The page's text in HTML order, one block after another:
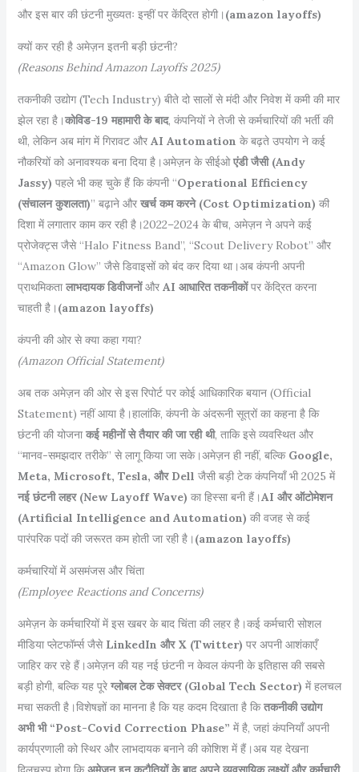
और इस बार की छंटनी मुख्यतः इन्हीं पर केंद्रित होगी। (amazon layoffs)
क्यों कर रही है अमेज़न इतनी बड़ी छंटनी?
(Reasons Behind Amazon Layoffs 2025)
तकनीकी उद्योग (Tech Industry) बीते दो सालों से मंदी और निवेश में कमी की मार
झेल रहा है।कोविड-19 महामारी के बाद, कंपनियों ने तेजी से कर्मचारियों की भर्ती की
थी, लेकिन अब मांग में गिरावट और AI Automation के बढ़ते उपयोग ने कई
नौकरियों को अनावश्यक बना दिया है।अमेज़न के सीईओएंडी जैसी (Andy
Jassy) पहले भी कह चुके हैं कि कंपनी “Operational Efficiency
(संचालन कुशलता)” बढ़ाने और खर्च कम करने (Cost Optimization) की
दिशा में लगातार काम कर रही है।2022–2024 के बीच, अमेज़न ने अपने कई
प्रोजेक्ट्स जैसे “Halo Fitness Band”, “Scout Delivery Robot” और
“Amazon Glow” जैसे डिवाइसों को बंद कर दिया था।अब कंपनी अपनी
प्राथमिकता लाभदायक डिवीजनोंऔर AI आधारित तकनीकोंपर केंद्रित करना
चाहती है। (amazon layoffs)
कंपनी की ओर से क्या कहा गया?
(Amazon Official Statement)
अब तक अमेज़न की ओर से इस रिपोर्ट पर कोई आधिकारिक बयान (Official
Statement) नहीं आया है।हालांकि, कंपनी के अंदरूनी सूत्रों का कहना है कि
छंटनी की योजना कई महीनों से तैयार की जा रही थी, ताकि इसे व्यवस्थित और
“मानव-समझदार तरीके” से लागू किया जा सके।अमेज़न ही नहीं, बल्कि Google,
Meta, Microsoft, Tesla, और Dell जैसी बड़ी टेक कंपनियाँ भी 2025 में
नई छंटनी लहर (New Layoff Wave) का हिस्सा बनी हैं।AI और ऑटोमेशन
(Artificial Intelligence and Automation) की वजह से कई
पारंपरिक पदों की जरूरत कम होती जा रही है। (amazon layoffs)
कर्मचारियों में असमंजस और चिंता
(Employee Reactions and Concerns)
अमेज़न के कर्मचारियों में इस खबर के बाद चिंता की लहर है।कई कर्मचारी सोशल
मीडिया प्लेटफॉर्म्स जैसे LinkedIn और X (Twitter) पर अपनी आशंकाएँ
जाहिर कर रहे हैं।अमेज़न की यह नई छंटनी न केवल कंपनी के इतिहास की सबसे
बड़ी होगी, बल्कि यह पूरे ग्लोबल टेक सेक्टर (Global Tech Sector) में हलचल
मचा सकती है।विशेषज्ञों का मानना है कि यह कदम दिखाता है कितकनीकी उद्योग
अभी भी “Post-Covid Correction Phase” में है, जहां कंपनियाँ अपनी
कार्यप्रणाली को स्थिर और लाभदायक बनाने की कोशिश में हैं।अब यह देखना